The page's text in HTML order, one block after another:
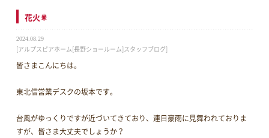
花火🎇
2024.08.29
[アルプスピアホーム[長野ショールーム]スタッフブログ]
皆さまこんにちは。
東北信営業デスクの坂本です。
台風がゆっくりですが近づいてきており、連日豪雨に見舞われておりま
すが、皆さま大丈夫でしょうか？